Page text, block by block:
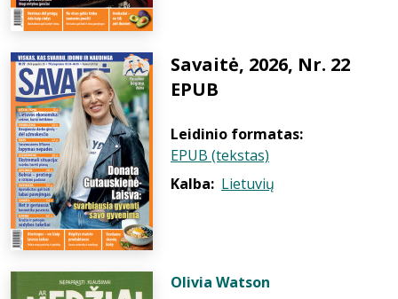
Savaitė, 2026, Nr. 22
EPUB
Leidinio formatas:
EPUB (tekstas)
Kalba: Lietuvių
Olivia Watson